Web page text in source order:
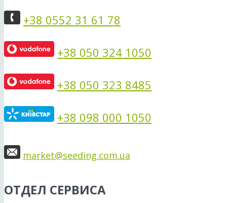
+38 0552 31 61 78
+38 050 324 1050
+38 050 323 8485
+38 098 000 1050
market@seeding.com.ua
ОТДЕЛ СЕРВИСА